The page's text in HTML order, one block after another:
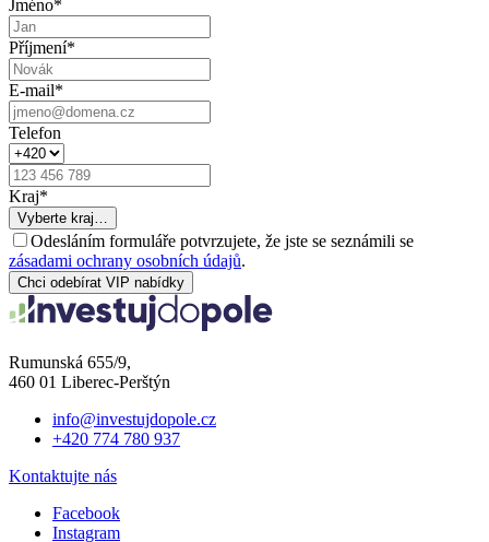
Jméno*
Příjmení*
E-mail*
Telefon
Kraj*
Vyberte kraj…
Odesláním formuláře potvrzujete, že jste se seznámili se
zásadami ochrany osobních údajů.
Chci odebírat VIP nabídky
Rumunská 655/9,
460 01 Liberec-Perštýn
info@investujdopole.cz
+420 774 780 937
Kontaktujte nás
Facebook
Instagram